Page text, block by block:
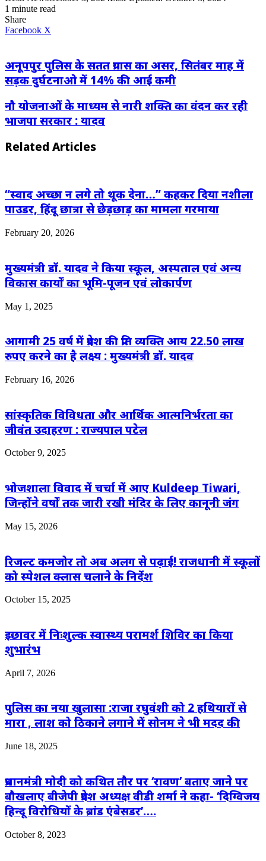
1 minute read
Share
Facebook X
अनूपपुर पुलिस के सतत प्रयास का असर, सितंबर माह में
सड़क दुर्घटनाओ में 14% की आई कमी
नौ योजनाओं के माध्यम से नारी शक्ति का वंदन कर रही
भाजपा सरकार : यादव
Related Articles
“स्वाद अच्छा न लगे तो थूक देना…” कहकर दिया नशीला
पाउडर, हिंदू छात्रा से छेड़छाड़ का मामला गरमाया
February 20, 2026
मुख्यमंत्री डॉ. यादव ने किया स्कूल, अस्पताल एवं अन्य
विकास कार्यों का भूमि-पूजन एवं लोकार्पण
May 1, 2025
आगामी 25 वर्ष में प्रदेश की प्रति व्यक्ति आय 22.50 लाख
रुपए करने का है लक्ष्य : मुख्यमंत्री डॉ. यादव
February 16, 2026
सांस्कृतिक विविधता और आर्थिक आत्मनिर्भरता का
जीवंत उदाहरण : राज्यपाल पटेल
October 9, 2025
भोजशाला विवाद में चर्चा में आए Kuldeep Tiwari,
जिन्होंने वर्षों तक जारी रखी मंदिर के लिए कानूनी जंग
May 15, 2026
रिजल्ट कमजोर तो अब अलग से पढ़ाई! राजधानी में स्कूलों
को स्पेशल क्लास चलाने के निर्देश
October 15, 2025
इछावर में निःशुल्क स्वास्थ्य परामर्श शिविर का किया
शुभारंभ
April 7, 2026
पुलिस का नया खुलासा :राजा रघुवंशी को 2 हथियारों से
मारा , लाश को ठिकाने लगाने में सोनम ने भी मदद की
June 18, 2025
प्रधानमंत्री मोदी को कथित तौर पर ‘रावण’ बताए जाने पर
बौखलाए बीजेपी प्रदेश अध्यक्ष वीडी शर्मा ने कहा- ‘दिग्विजय
हिन्दू विरोधियों के ब्रांड एंबेसडर’….
October 8, 2023